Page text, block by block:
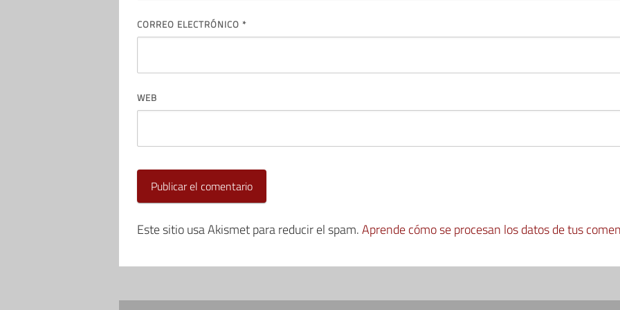
CORREO ELECTRÓNICO *
WEB
Este sitio usa Akismet para reducir el spam.Aprende cómo se procesan los datos de tus